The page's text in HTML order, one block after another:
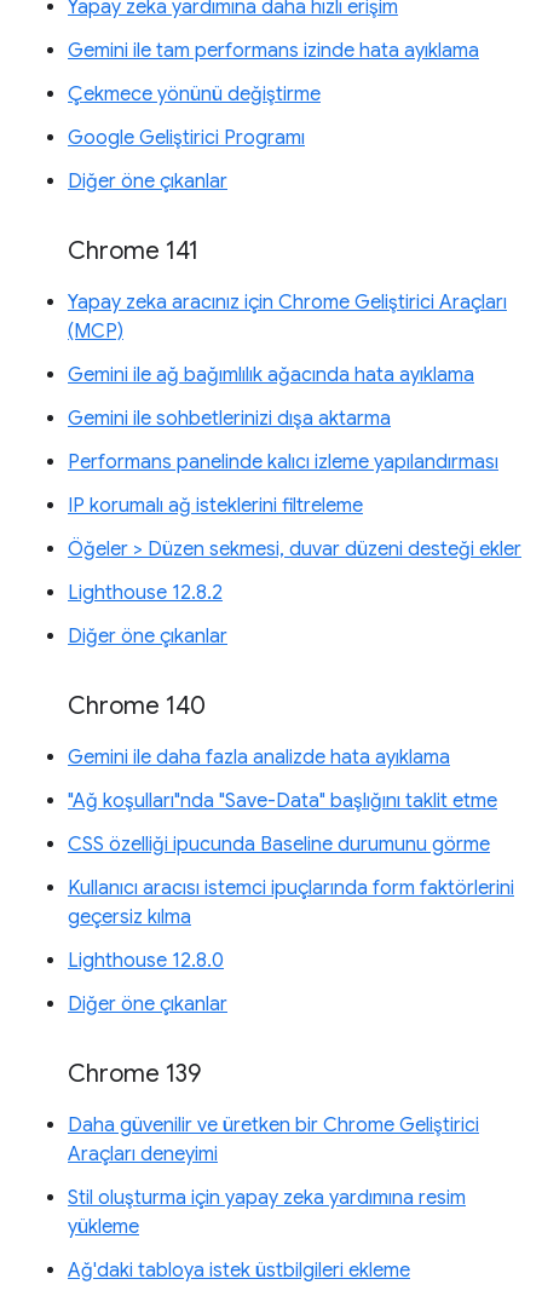
Yapay zeka yardımına daha hızlı erişim
Gemini ile tam performans izinde hata ayıklama
Çekmece yönünü değiştirme
Google Geliştirici Programı
Diğer öne çıkanlar
Chrome 141
Yapay zeka aracınız için Chrome Geliştirici Araçları
(MCP)
Gemini ile ağ bağımlılık ağacında hata ayıklama
Gemini ile sohbetlerinizi dışa aktarma
Performans panelinde kalıcı izleme yapılandırması
IP korumalı ağ isteklerini filtreleme
Öğeler > Düzen sekmesi, duvar düzeni desteği ekler
Lighthouse 12.8.2
Diğer öne çıkanlar
Chrome 140
Gemini ile daha fazla analizde hata ayıklama
"Ağ koşulları"nda "Save-Data" başlığını taklit etme
CSS özelliği ipucunda Baseline durumunu görme
Kullanıcı aracısı istemci ipuçlarında form faktörlerini
geçersiz kılma
Lighthouse 12.8.0
Diğer öne çıkanlar
Chrome 139
Daha güvenilir ve üretken bir Chrome Geliştirici
Araçları deneyimi
Stil oluşturma için yapay zeka yardımına resim
yükleme
Ağ'daki tabloya istek üstbilgileri ekleme